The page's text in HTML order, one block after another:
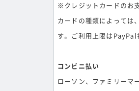
※クレジットカードのお
カードの種類によっては
す。ご利用上限はPayPal
コンビニ払い
ローソン、ファミリーマ